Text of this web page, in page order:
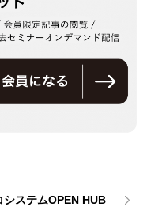
ステムOPEN HUB